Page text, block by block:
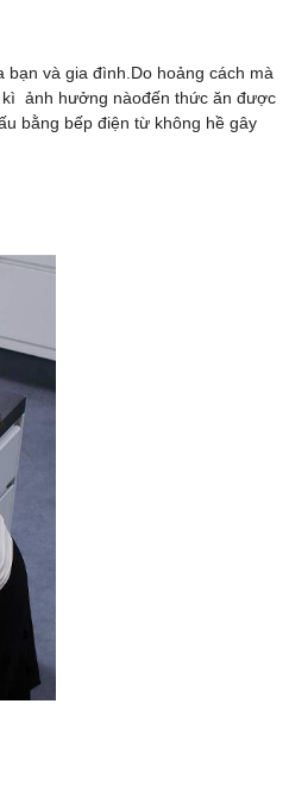
và gia đình.Do hoảng cách mà
kì ảnh hưởng nàođến thức ăn được
bằng bếp điện từ không hề gây